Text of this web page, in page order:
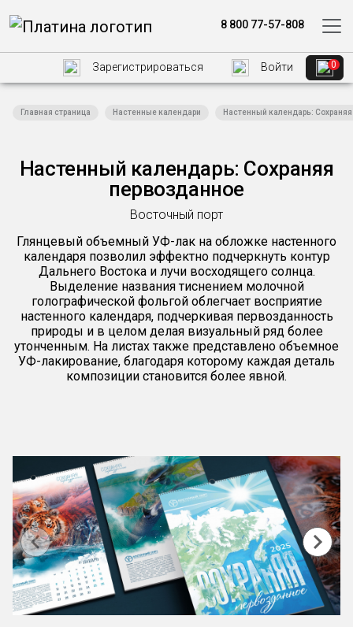
8 800 77-57-808
Зарегистрироваться Войти 0
Главная страница Настенные календари Настенный календарь:
Настенный календарь: Сохраняя
первозданное
Восточный порт
Глянцевый объемный УФ-лак на обложке настенного
календаря позволил эффектно подчеркнуть контур
Дальнего Востока и лучи восходящего солнца.
Выделение названия тиснением молочной
голографической фольгой облегчает восприятие
настенного календаря, подчеркивая первозданность
природы и в целом делая визуальный ряд более
утонченным. На листах также представлено объемное
УФ-лакирование, благодаря которому каждая деталь
композиции становится более явной.